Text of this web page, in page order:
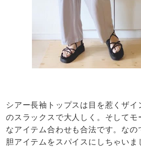
シアー長袖トップスは目を惹くザイ
のスラックスで大人しく。そしてモ
なアイテム合わせも合法です。なの
胆アイテムをスパイスにしちゃい